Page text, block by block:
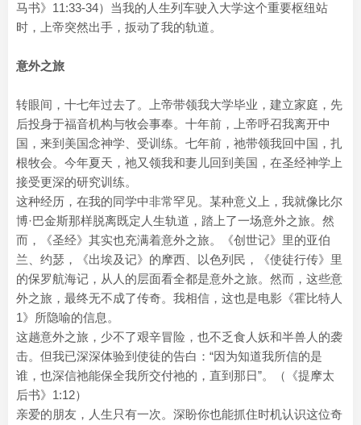
马书》11:33-34）当我的人生列车驶入大学这个重要枢纽站
时，上帝突然出手，扳动了我的轨道。
意外之旅
转眼间，十七年过去了。上帝带领我大学毕业，建立家庭，先
后投身于福音机构与牧会事奉。十年前，上帝呼召我离开中
国，来到美国念神学、受训练。七年前，祂带领我回中国，扎
根牧会。今年夏天，祂又领我和妻儿回到美国，在圣经神学上
接受更深的研究训练。
这种经历，在我的同学中非常罕见。某种意义上，我就像比尔
博·巴金斯那样脱离既定人生轨道，踏上了一场意外之旅。然
而，《圣经》其实也充满着意外之旅。《创世记》里的亚伯
兰、约瑟，《出埃及记》的摩西、以色列民，《使徒行传》里
的保罗航海记，从人的层面看全都是意外之旅。然而，这些意
外之旅，最终无不成了传奇。我相信，这也是电影《霍比特人
1》所隐喻的信息。
这趟意外之旅，少不了艰辛冒险，也不乏食人妖和半兽人的袭
击。但我已深深体验到使徒的告白：“因为知道我所信的是
谁，也深信祂能保全我所交付祂的，直到那日”。（《提摩太
后书》1:12）
亲爱的朋友，人生只有一次。深盼你也能抓住时机认识这位奇